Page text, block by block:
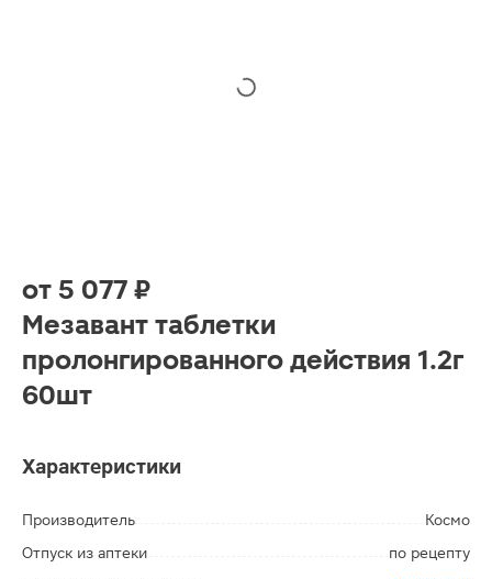
от 5 077 ₽
Мезавант таблетки
пролонгированного действия 1.2г
60шт
Характеристики
Производитель
Космо
Отпуск из аптеки
по рецепту